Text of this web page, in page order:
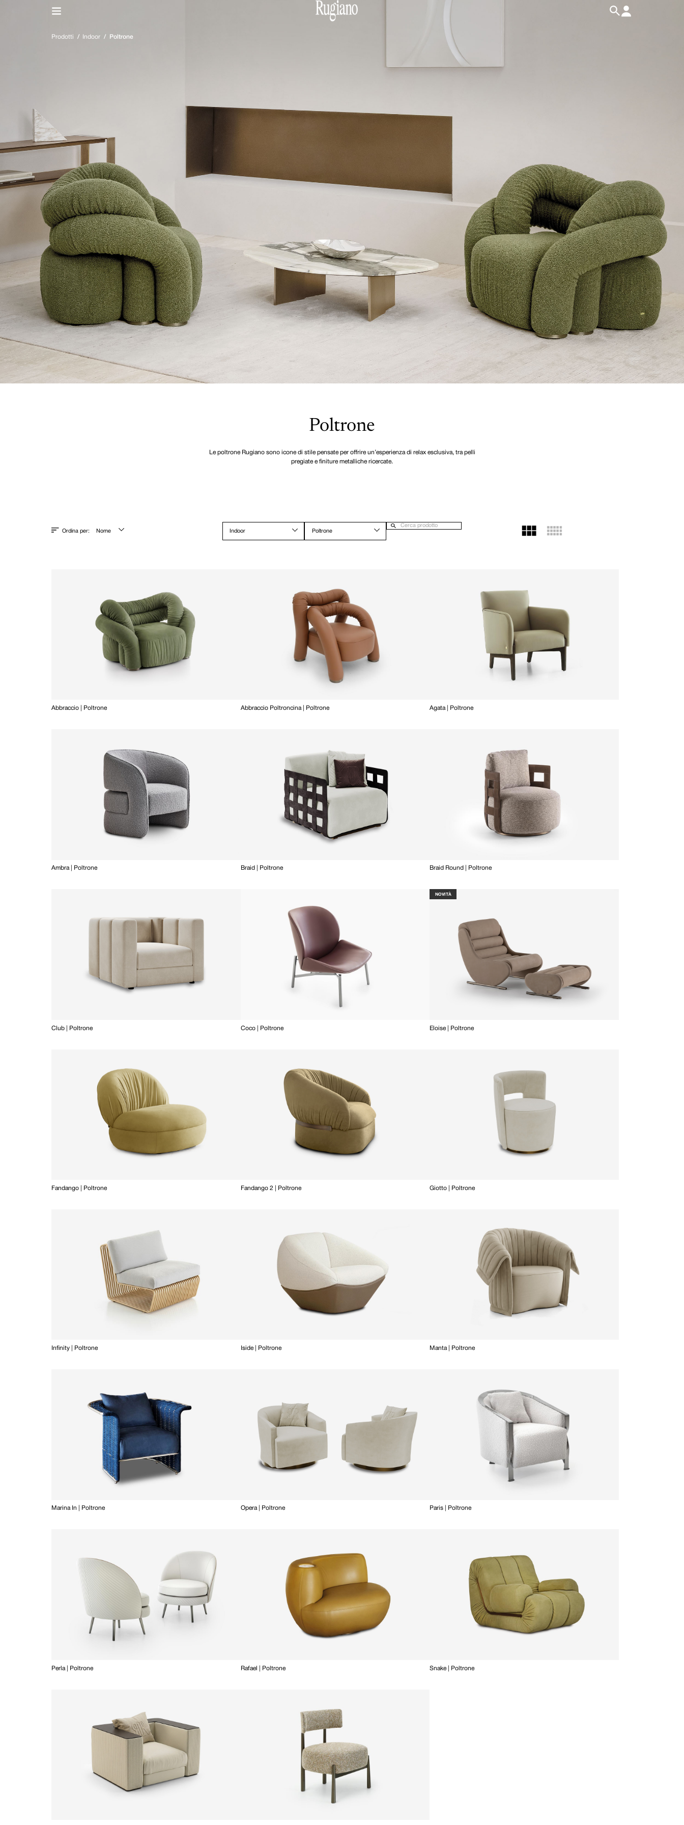
Prodotti / Indoor / Poltrone
Poltrone
Le poltrone Rugiano sono icone di stile pensate per offrire un’esperienza di relax esclusiva, tra pelli
pregiate e finiture metalliche ricercate.
Ordina per: Nome Indoor Poltrone
Abbraccio | Poltrone Abbraccio Poltroncina | Poltrone Agata | Poltrone
Ambra | Poltrone Braid | Poltrone Braid Round | Poltrone
Club | Poltrone Coco | Poltrone
NOVITÀ
Eloise | Poltrone
Fandango | Poltrone Fandango 2 | Poltrone Giotto | Poltrone
Infinity | Poltrone Iside | Poltrone Manta | Poltrone
Marina In | Poltrone Opera | Poltrone Paris | Poltrone
Perla | Poltrone Rafael | Poltrone Snake | Poltrone